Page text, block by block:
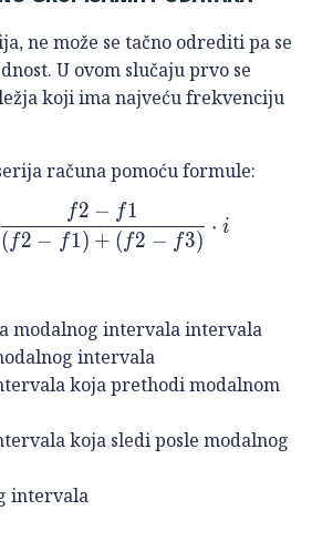
ne može se tačno odrediti pa se
U ovom slučaju prvo se
koji ima najveću frekvenciju
računa pomoću formule:
M_o=l_1+\frac{f2-
( f2 − f1) + ( f2 − f3)
f2 − f1
⋅ i
modalnog intervala intervala
intervala
koja prethodi modalnom
koja sledi posle modalnog
intervala